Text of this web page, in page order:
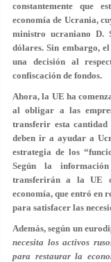
constantemente que
economía de Ucrania,
ministro ucraniano D.
dólares. Sin embargo,
una decisión al
confiscación de fondos.
Ahora, la UE ha
al obligar a las
transferir esta
deben ir a ayudar a
estrategia de los
Según la
transferirán a la UE
economía, que entró en
para satisfacer las
Además, según un
necesita los activos
para restaurar la